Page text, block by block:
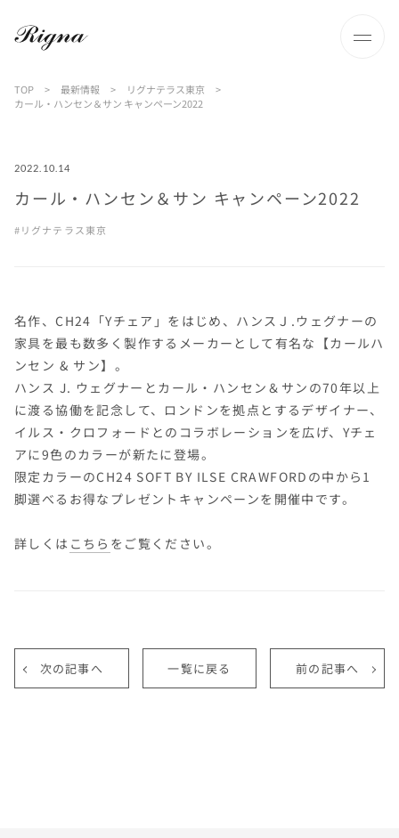
TOP > 最新情報 > リグナテラス東京
>
カール・ハンセン＆サン キャンペーン2022
2022.10.14
カール・ハンセン＆サン キャンペーン2022
リグナテラス東京
名作、CH24「Yチェア」をはじめ、ハンスＪ.ウェグナーの
家具を最も数多く製作するメーカーとして有名な【カールハ
ンセン & サン】。
ハンス J. ウェグナーとカール・ハンセン＆サンの70年以上
に渡る協働を記念して、ロンドンを拠点とするデザイナー、
イルス・クロフォードとのコラボレーションを広げ、Yチェ
アに9色のカラーが新たに登場。
限定カラーのCH24 SOFT BY ILSE CRAWFORDの中から1
脚選べるお得なプレゼントキャンペーンを開催中です。
詳しくは こちら をご覧ください。
次の記事へ 一覧に戻る 前の記事へ